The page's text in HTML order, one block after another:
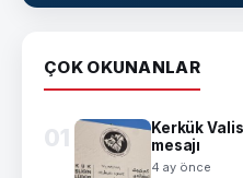
ÇOK OKUNANLAR
01
Kerkük
mesajı
4 ay önce